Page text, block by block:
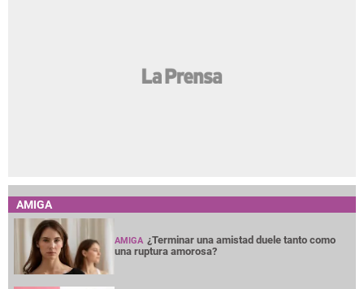
AMIGA
AMIGA ¿Terminar una amistad duele tanto como
una ruptura amorosa?